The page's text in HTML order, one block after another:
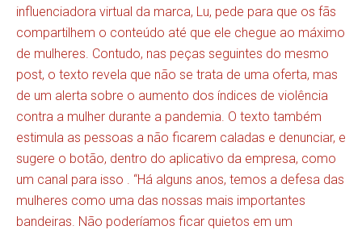
influenciadora virtual da marca, Lu, pede para que os fãs
compartilhem o conteúdo até que ele chegue ao máximo
de mulheres. Contudo, nas peças seguintes do mesmo
post, o texto revela que não se trata de uma oferta, mas
de um alerta sobre o aumento dos índices de violência
contra a mulher durante a pandemia. O texto também
estimula as pessoas a não ficarem caladas e denunciar, e
sugere o botão, dentro do aplicativo da empresa, como
um canal para isso . “Há alguns anos, temos a defesa das
mulheres como uma das nossas mais importantes
bandeiras. Não poderíamos ficar quietos em um